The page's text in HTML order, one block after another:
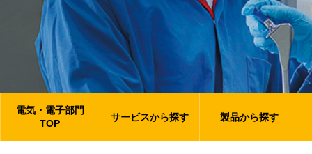
電気・電子部門
TOP
サービスから探す 製品から探す